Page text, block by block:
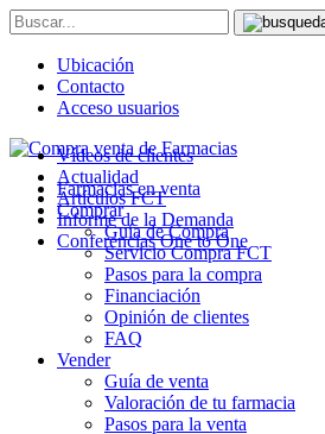
Ubicación
Contacto
Acceso usuarios
Farmacias en venta
Comprar
Guía de Compra
Servicio Compra FCT
Pasos para la compra
Financiación
Opinión de clientes
FAQ
Vender
Guía de venta
Valoración de tu farmacia
Pasos para la venta
Vídeos de clientes
Actualidad
Artículos FCT
Informe de la Demanda
Conferencias One to One